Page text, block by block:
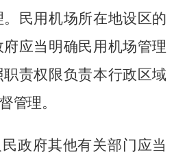
民用机场所在地设区的
应当明确民用机场管理
责权限负责本行政区域
管理。
政府其他有关部门应当